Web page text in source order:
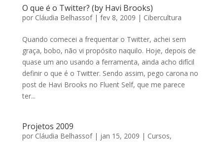
O que é o Twitter? (by Havi Brooks)
por Cláudia Belhassof| fev 8, 2009 | Cibercultura
Quando comecei a frequentar o Twitter, achei sem
graça, bobo, não vi propósito naquilo. Hoje, depois de
quase um ano usando a ferramenta, ainda acho difícil
definir o que é o Twitter. Sendo assim, pego carona no
post de Havi Brooks no Fluent Self, que me parece
ter...
Projetos 2009
por Cláudia Belhassof| jan 15, 2009 | Cursos,